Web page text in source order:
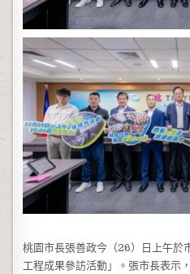
桃園市長張善政今（26）日上午於
工程成果參訪活動」。張市長表示